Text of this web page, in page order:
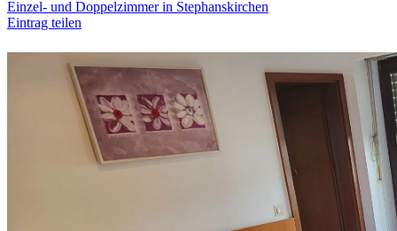
Einzel- und Doppelzimmer in Stephanskirchen
Eintrag teilen